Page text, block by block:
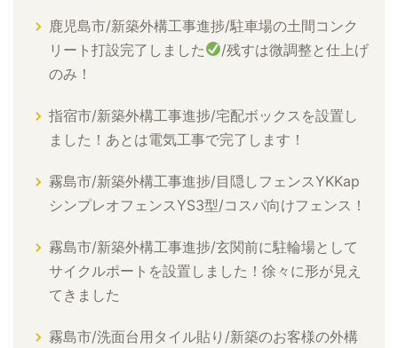
鹿児島市/新築外構工事進捗/駐車場の土間コンク
リート打設完了しました
/残すは微調整と仕上げ
のみ！
指宿市/新築外構工事進捗/宅配ボックスを設置し
ました！あとは電気工事で完了します！
霧島市/新築外構工事進捗/目隠しフェンスYKKap
シンプレオフェンスYS3型/コスパ向けフェンス！
霧島市/新築外構工事進捗/玄関前に駐輪場として
サイクルポートを設置しました！徐々に形が見え
てきました
霧島市/洗面台用タイル貼り/新築のお客様の外構